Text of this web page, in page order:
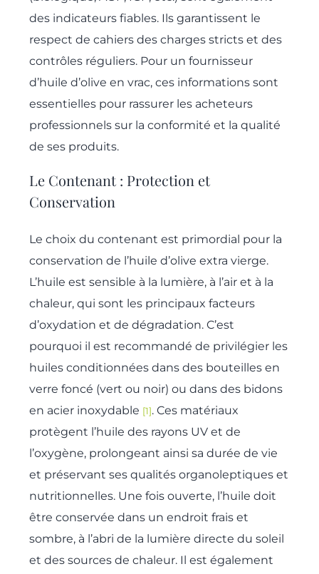
des indicateurs fiables. Ils garantissent le
respect de cahiers des charges stricts et des
contrôles réguliers. Pour un fournisseur
d’huile d’olive en vrac, ces informations sont
essentielles pour rassurer les acheteurs
professionnels sur la conformité et la qualité
de ses produits.
Le Contenant : Protection et
Conservation
Le choix du contenant est primordial pour la
conservation de l’huile d’olive extra vierge.
L’huile est sensible à la lumière, à l’air et à la
chaleur, qui sont les principaux facteurs
d’oxydation et de dégradation. C’est
pourquoi il est recommandé de privilégier les
huiles conditionnées dans des bouteilles en
verre foncé (vert ou noir) ou dans des bidons
en acier inoxydable [1]. Ces matériaux
protègent l’huile des rayons UV et de
l’oxygène, prolongeant ainsi sa durée de vie
et préservant ses qualités organoleptiques et
nutritionnelles. Une fois ouverte, l’huile doit
être conservée dans un endroit frais et
sombre, à l’abri de la lumière directe du soleil
et des sources de chaleur. Il est également